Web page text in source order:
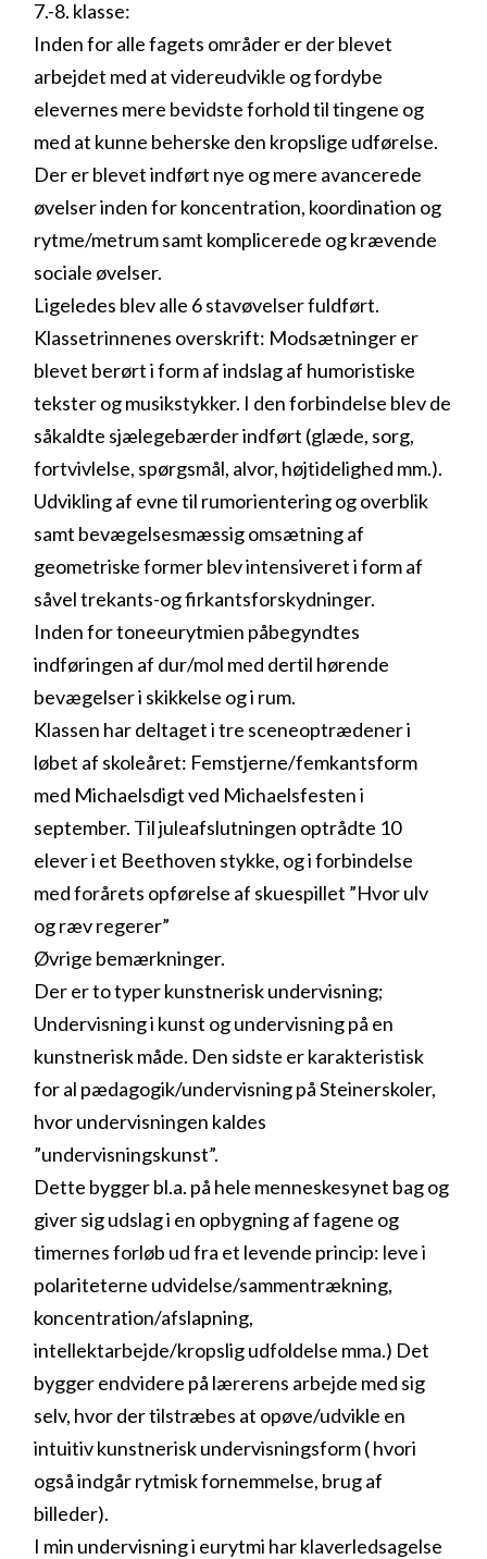
7.-8. klasse:
Inden for alle fagets områder er der blevet
arbejdet med at videreudvikle og fordybe
elevernes mere bevidste forhold til tingene og
med at kunne beherske den kropslige udførelse.
Der er blevet indført nye og mere avancerede
øvelser inden for koncentration, koordination og
rytme/metrum samt komplicerede og krævende
sociale øvelser.
Ligeledes blev alle 6 stavøvelser fuldført.
Klassetrinnenes overskrift: Modsætninger er
blevet berørt i form af indslag af humoristiske
tekster og musikstykker. I den forbindelse blev de
såkaldte sjælegebærder indført (glæde, sorg,
fortvivlelse, spørgsmål, alvor, højtidelighed mm.).
Udvikling af evne til rumorientering og overblik
samt bevægelsesmæssig omsætning af
geometriske former blev intensiveret i form af
såvel trekants-og firkantsforskydninger.
Inden for toneeurytmien påbegyndtes
indføringen af dur/mol med dertil hørende
bevægelser i skikkelse og i rum.
Klassen har deltaget i tre sceneoptrædener i
løbet af skoleåret: Femstjerne/femkantsform
med Michaelsdigt ved Michaelsfesten i
september. Til juleafslutningen optrådte 10
elever i et Beethoven stykke, og i forbindelse
med forårets opførelse af skuespillet ”Hvor ulv
og ræv regerer”
Øvrige bemærkninger.
Der er to typer kunstnerisk undervisning;
Undervisning i kunst og undervisning på en
kunstnerisk måde. Den sidste er karakteristisk
for al pædagogik/undervisning på Steinerskoler,
hvor undervisningen kaldes
”undervisningskunst”.
Dette bygger bl.a. på hele menneskesynet bag og
giver sig udslag i en opbygning af fagene og
timernes forløb ud fra et levende princip: leve i
polariteterne udvidelse/sammentrækning,
koncentration/afslapning,
intellektarbejde/kropslig udfoldelse mma.) Det
bygger endvidere på lærerens arbejde med sig
selv, hvor der tilstræbes at opøve/udvikle en
intuitiv kunstnerisk undervisningsform ( hvori
også indgår rytmisk fornemmelse, brug af
billeder).
I min undervisning i eurytmi har klaverledsagelse